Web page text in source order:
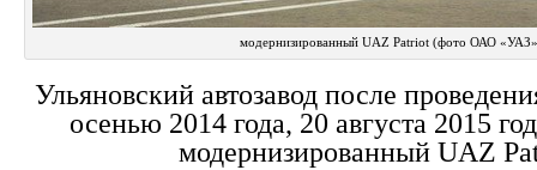
модернизированный UAZ Patriot (фото ОАО
Ульяновский автозавод после
осенью 2014 года, 20 августа 2015
модернизированный UAZ